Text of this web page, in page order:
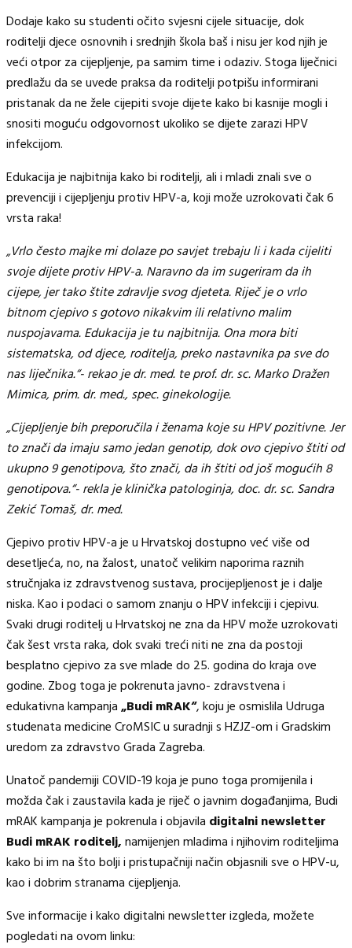
Dodaje kako su studenti očito svjesni cijele situacije, dok
roditelji djece osnovnih i srednjih škola baš i nisu jer kod njih je
veći otpor za cijepljenje, pa samim time i odaziv. Stoga liječnici
predlažu da se uvede praksa da roditelji potpišu informirani
pristanak da ne žele cijepiti svoje dijete kako bi kasnije mogli i
snositi moguću odgovornost ukoliko se dijete zarazi HPV
infekcijom.
Edukacija je najbitnija kako bi roditelji, ali i mladi znali sve o
prevenciji i cijepljenju protiv HPV-a, koji može uzrokovati čak 6
vrsta raka!
„Vrlo često majke mi dolaze po savjet trebaju li i kada cijeliti
svoje dijete protiv HPV-a. Naravno da im sugeriram da ih
cijepe, jer tako štite zdravlje svog djeteta. Riječ je o vrlo
bitnom cjepivo s gotovo nikakvim ili relativno malim
nuspojavama. Edukacija je tu najbitnija. Ona mora biti
sistematska, od djece, roditelja, preko nastavnika pa sve do
nas liječnika.“- rekao je dr. med. te prof. dr. sc. Marko Dražen
Mimica, prim. dr. med., spec. ginekologije.
„Cijepljenje bih preporučila i ženama koje su HPV pozitivne. Jer
to znači da imaju samo jedan genotip, dok ovo cjepivo štiti od
ukupno 9 genotipova, što znači, da ih štiti od još mogućih 8
genotipova.“- rekla je klinička patologinja, doc. dr. sc. Sandra
Zekić Tomaš, dr. med.
Cjepivo protiv HPV-a je u Hrvatskoj dostupno već više od
desetljeća, no, na žalost, unatoč velikim naporima raznih
stručnjaka iz zdravstvenog sustava, procijepljenost je i dalje
niska. Kao i podaci o samom znanju o HPV infekciji i cjepivu.
Svaki drugi roditelj u Hrvatskoj ne zna da HPV može uzrokovati
čak šest vrsta raka, dok svaki treći niti ne zna da postoji
besplatno cjepivo za sve mlade do 25. godina do kraja ove
godine. Zbog toga je pokrenuta javno- zdravstvena i
edukativna kampanja„Budi mRAK“, koju je osmislila Udruga
studenata medicine CroMSIC u suradnji s HZJZ-om i Gradskim
uredom za zdravstvo Grada Zagreba.
Unatoč pandemiji COVID-19 koja je puno toga promijenila i
možda čak i zaustavila kada je riječ o javnim događanjima, Budi
mRAK kampanja je pokrenula i objavila digitalni newsletter
Budi mRAK roditelj,namijenjen mladima i njihovim roditeljima
kako bi im na što bolji i pristupačniji način objasnili sve o HPV-u,
kao i dobrim stranama cijepljenja.
Sve informacije i kako digitalni newsletter izgleda, možete
pogledati na ovom linku: